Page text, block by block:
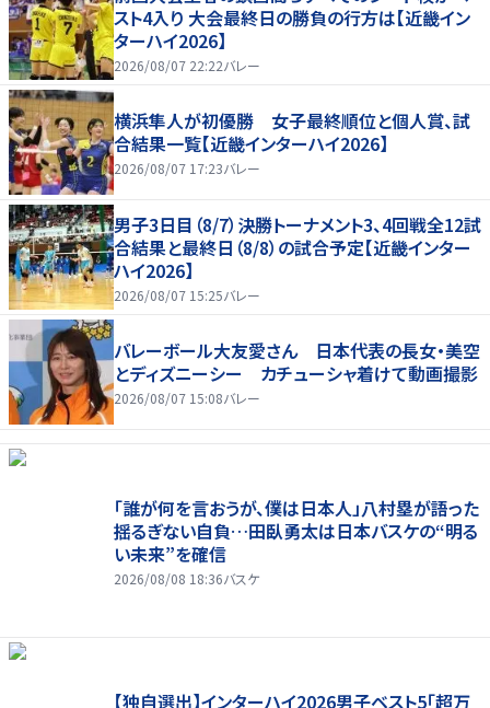
スト4入り 大会最終日の勝負の行方は【近畿イン
ターハイ2026】
2026/08/07 22:22バレー
横浜隼人が初優勝 女子最終順位と個人賞、試
合結果一覧【近畿インターハイ2026】
2026/08/07 17:23バレー
男子3日目（8/7）決勝トーナメント3、4回戦全12試
合結果と最終日（8/8）の試合予定【近畿インター
ハイ2026】
2026/08/07 15:25バレー
バレーボール大友愛さん 日本代表の長女・美空
とディズニーシー カチューシャ着けて動画撮影
2026/08/07 15:08バレー
「誰が何を言おうが、僕は日本人」八村塁が語った
揺るぎない自負…田臥勇太は日本バスケの“明る
い未来”を確信
2026/08/08 18:36バスケ
【独自選出】インターハイ2026男子ベスト5「超万